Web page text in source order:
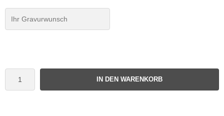
IN DEN WARENKORB